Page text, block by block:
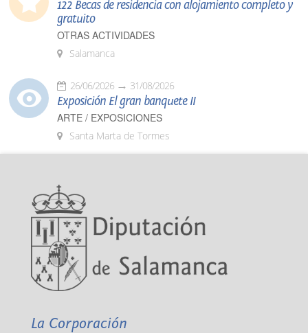
122 Becas de residencia con alojamiento completo y
gratuito
OTRAS ACTIVIDADES
Salamanca
26/06/2026 31/08/2026
Exposición El gran banquete II
ARTE / EXPOSICIONES
Santa Marta de Tormes
La Corporación